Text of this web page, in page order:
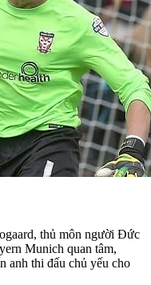
thủ môn người Đức
Munich quan tâm,
anh thi đấu chủ yếu cho